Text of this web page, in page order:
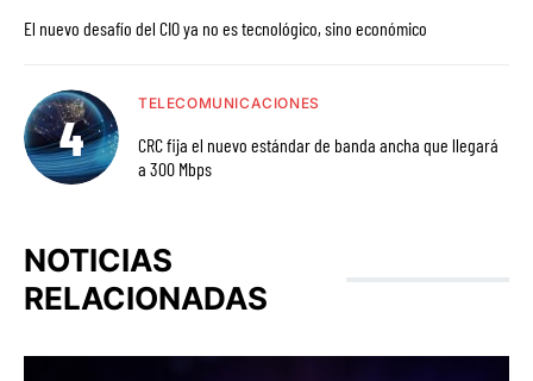
El nuevo desafío del CIO ya no es tecnológico, sino económico
TELECOMUNICACIONES
CRC fija el nuevo estándar de banda ancha que llegará
a 300 Mbps
NOTICIAS
RELACIONADAS